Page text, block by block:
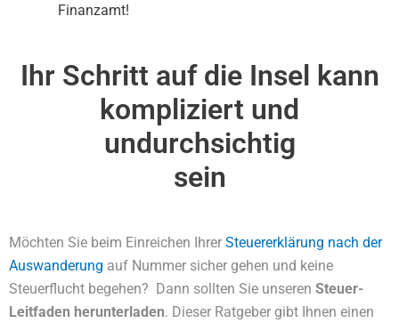
Finanzamt!
Ihr Schritt auf die Insel kann
kompliziert und
undurchsichtig
sein
Möchten Sie beim Einreichen Ihrer Steuererklärung nach der
Auswanderung auf Nummer sicher gehen und keine
Steuerflucht begehen? Dann sollten Sie unseren Steuer-
Leitfaden herunterladen. Dieser Ratgeber gibt Ihnen einen